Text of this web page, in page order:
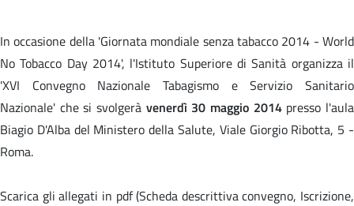
In occasione della 'Giornata mondiale senza tabacco 2014 - World
No Tobacco Day 2014', l'Istituto Superiore di Sanità organizza il
'XVI Convegno Nazionale Tabagismo e Servizio Sanitario
Nazionale' che si svolgerà venerdì 30 maggio 2014presso l'aula
Biagio D'Alba del Ministero della Salute, Viale Giorgio Ribotta, 5 -
Roma.
Scarica gli allegati in pdf (Scheda descrittiva convegno, Iscrizione,